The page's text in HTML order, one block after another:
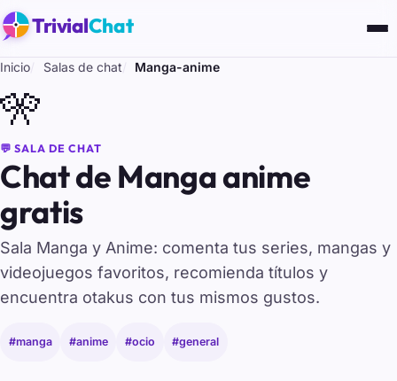
TrivialChat
Inicio Salas de chat Manga-anime
🎌
💬 SALA DE CHAT
Chat de Manga anime
gratis
Sala Manga y Anime: comenta tus series, mangas y
videojuegos favoritos, recomienda títulos y
encuentra otakus con tus mismos gustos.
#manga #anime #ocio #general